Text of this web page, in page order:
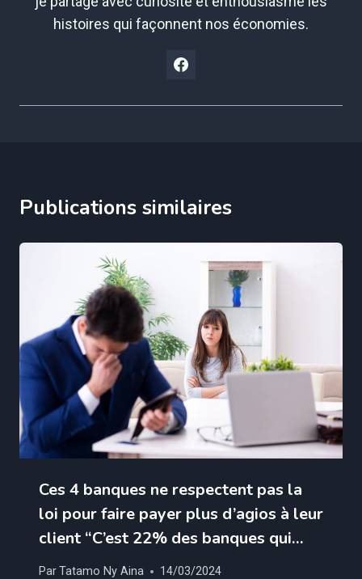
histoires qui façonnent nos économies.
Publications similaires
Ces 4 banques ne respectent pas la
loi pour faire payer plus d’agios à leur
client “C’est 22% des banques qui…
ParTatamo Ny Aina 14/03/2024